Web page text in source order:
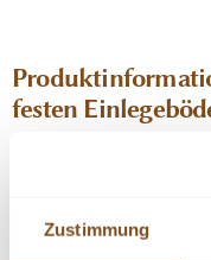
Zustimmung
festen
Organisation und
vielseitig